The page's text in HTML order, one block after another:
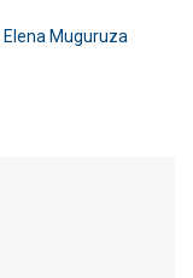
Elena Muguruza